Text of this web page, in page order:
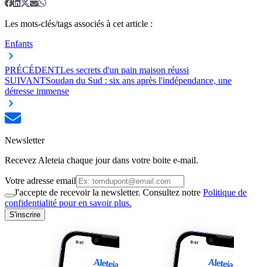
Les mots-clés/tags associés à cet article :
Enfants
PRÉCÉDENTLes secrets d'un pain maison réussi
SUIVANTSoudan du Sud : six ans après l'indépendance, une
détresse immense
Newsletter
Recevez Aleteia chaque jour dans votre boite e-mail.
Votre adresse email
J'accepte de recevoir la newsletter. Consultez notre Politique de
confidentialité pour en savoir plus.
S'inscrire